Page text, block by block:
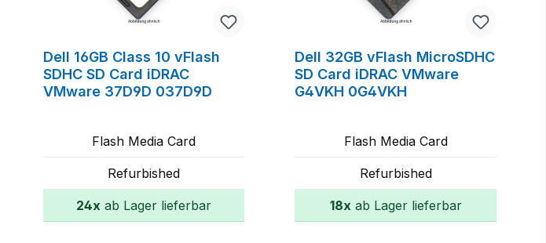
Dell 16GB Class 10 vFlash
SDHC SD Card iDRAC
VMware 37D9D 037D9D
Flash Media Card
Refurbished
24x ab Lager lieferbar
Dell 32GB vFlash MicroSDHC
SD Card iDRAC VMware
G4VKH 0G4VKH
Flash Media Card
Refurbished
18x ab Lager lieferbar